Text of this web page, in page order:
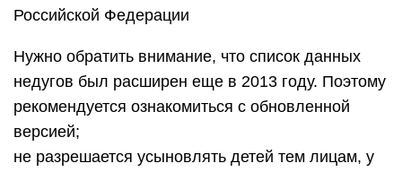
Российской Федерации
Нужно обратить внимание, что список данных
недугов был расширен еще в 2013 году. Поэтому
рекомендуется ознакомиться с обновленной
версией;
не разрешается усыновлять детей тем лицам, у